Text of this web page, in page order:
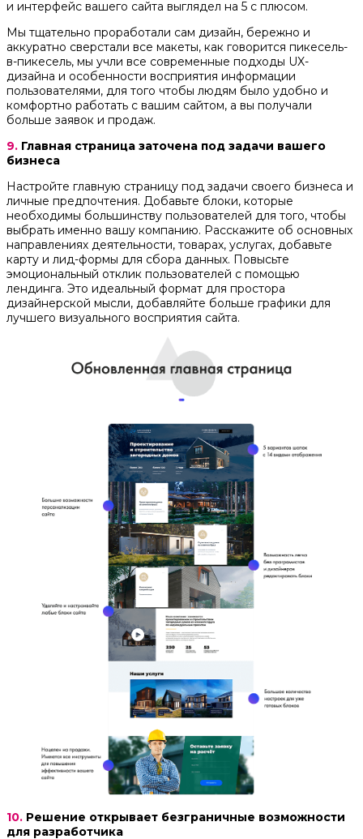
и интерфейс вашего сайта выглядел на 5 с плюсом.
Мы тщательно проработали сам дизайн, бережно и
аккуратно сверстали все макеты, как говорится пикесель-
в-пикесель, мы учли все современные подходы UX-
дизайна и особенности восприятия информации
пользователями, для того чтобы людям было удобно и
комфортно работать с вашим сайтом, а вы получали
больше заявок и продаж.
9. Главная страница заточена под задачи вашего
бизнеса
Настройте главную страницу под задачи своего бизнеса и
личные предпочтения. Добавьте блоки, которые
необходимы большинству пользователей для того, чтобы
выбрать именно вашу компанию. Расскажите об основных
направлениях деятельности, товарах, услугах, добавьте
карту и лид-формы для сбора данных. Повысьте
эмоциональный отклик пользователей с помощью
лендинга. Это идеальный формат для простора
дизайнерской мысли, добавляйте больше графики для
лучшего визуального восприятия сайта.
10. Решение открывает безграничные возможности
для разработчика